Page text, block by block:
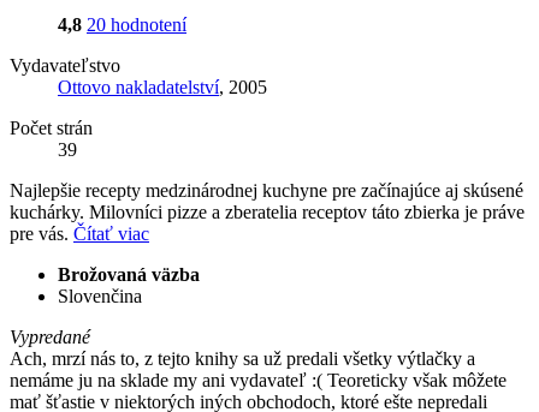
4,8 20 hodnotení
Vydavateľstvo
Ottovo nakladatelství, 2005
Počet strán
39
Najlepšie recepty medzinárodnej kuchyne pre začínajúce aj skúsené
kuchárky. Milovníci pizze a zberatelia receptov táto zbierka je práve
pre vás. Čítať viac
Brožovaná väzba
Slovenčina
Vypredané
Ach, mrzí nás to, z tejto knihy sa už predali všetky výtlačky a
nemáme ju na sklade my ani vydavateľ :( Teoreticky však môžete
mať šťastie v niektorých iných obchodoch, ktoré ešte nepredali